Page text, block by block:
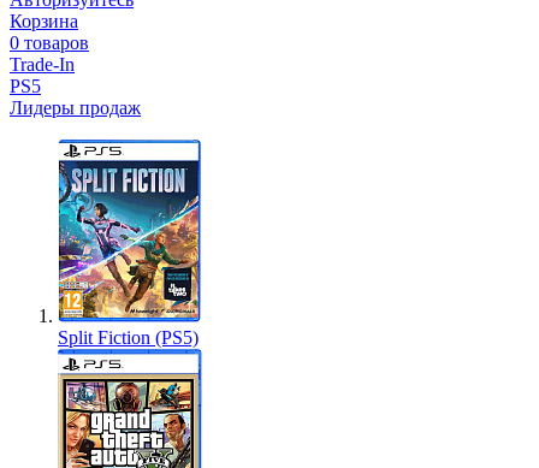
Корзина
0 товаров
Trade-In
PS5
Лидеры продаж
Split Fiction (PS5)